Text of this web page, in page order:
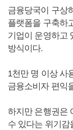
금융당국이 구상
플랫폼을 구축하
기업이 운영하고
방식이다.
1천만 명 이상 사
금융소비자 편익
하지만 은행권은
수 있다는 위기감